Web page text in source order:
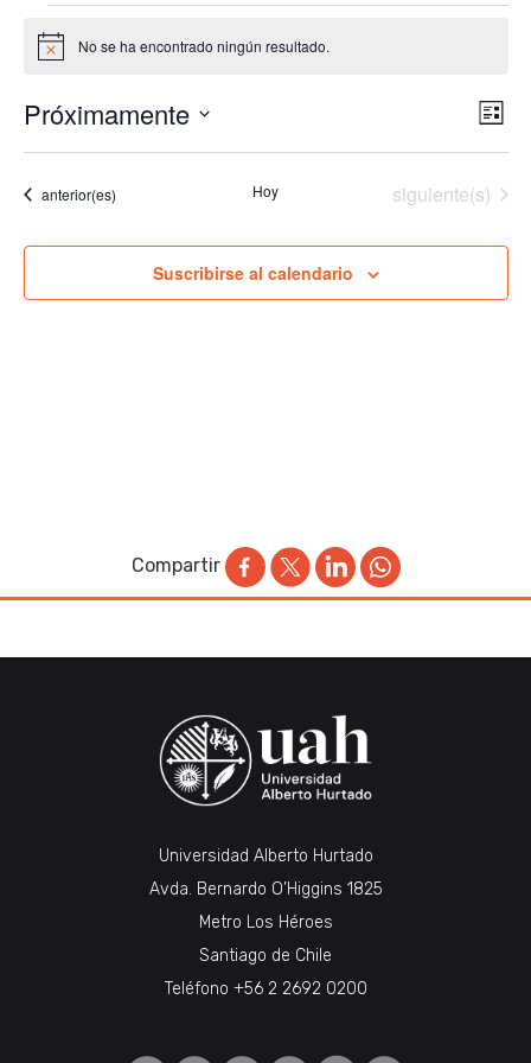
Eventos
Aviso No se ha encontrado ningún resultado.
de
de
de
Próximamente
Eventos
anterior(es) Hoy Eventos
siguiente(s)
Suscribirse al calendario
Compartir
Universidad Alberto Hurtado
Avda. Bernardo O’Higgins 1825
Metro Los Héroes
Santiago de Chile
Teléfono +56 2 2692 0200